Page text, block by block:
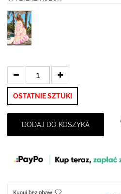
OSTATNIE SZTUKI
DODAJ DO KOSZYKA